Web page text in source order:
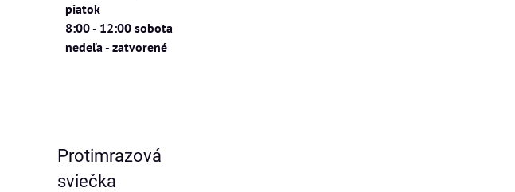
piatok
8:00 - 12:00 sobota
nedeľa - zatvorené
Protimrazová
sviečka